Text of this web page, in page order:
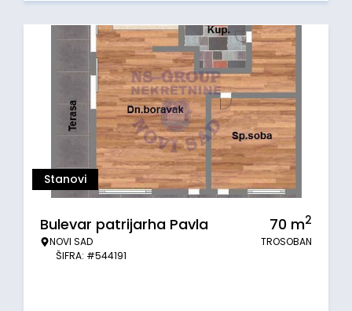
Stanovi
Bulevar patrijarha Pavla
NOVI SAD
ŠIFRA: #544191
70 m2
TROSOBAN